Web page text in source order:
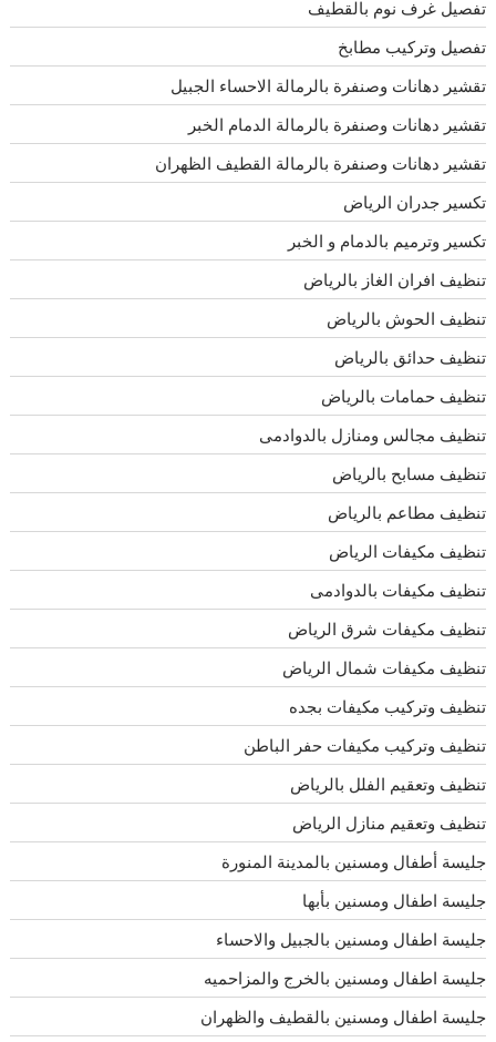
تفصيل غرف نوم بالقطيف
تفصيل وتركيب مطابخ
تقشير دهانات وصنفرة بالرمالة الاحساء الجبيل
تقشير دهانات وصنفرة بالرمالة الدمام الخبر
تقشير دهانات وصنفرة بالرمالة القطيف الظهران
تكسير جدران الرياض
تكسير وترميم بالدمام و الخبر
تنظيف افران الغاز بالرياض
تنظيف الحوش بالرياض
تنظيف حدائق بالرياض
تنظيف حمامات بالرياض
تنظيف مجالس ومنازل بالدوادمى
تنظيف مسابح بالرياض
تنظيف مطاعم بالرياض
تنظيف مكيفات الرياض
تنظيف مكيفات بالدوادمى
تنظيف مكيفات شرق الرياض
تنظيف مكيفات شمال الرياض
تنظيف وتركيب مكيفات بجده
تنظيف وتركيب مكيفات حفر الباطن
تنظيف وتعقيم الفلل بالرياض
تنظيف وتعقيم منازل الرياض
جليسة أطفال ومسنين بالمدينة المنورة
جليسة اطفال ومسنين بأبها
جليسة اطفال ومسنين بالجبيل والاحساء
جليسة اطفال ومسنين بالخرج والمزاحميه
جليسة اطفال ومسنين بالقطيف والظهران